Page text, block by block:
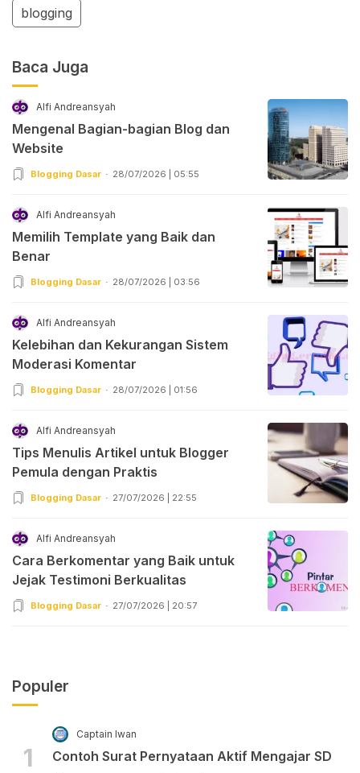
blogging
Baca Juga
Alfi Andreansyah
Mengenal Bagian-bagian Blog dan
Website
Blogging Dasar 28/07/2026 | 05:55
Alfi Andreansyah
Memilih Template yang Baik dan
Benar
Blogging Dasar 28/07/2026 | 03:56
Alfi Andreansyah
Kelebihan dan Kekurangan Sistem
Moderasi Komentar
Blogging Dasar 28/07/2026 | 01:56
Alfi Andreansyah
Tips Menulis Artikel untuk Blogger
Pemula dengan Praktis
Blogging Dasar 27/07/2026 | 22:55
Alfi Andreansyah
Cara Berkomentar yang Baik untuk
Jejak Testimoni Berkualitas
Blogging Dasar 27/07/2026 | 20:57
Populer
1
Captain Iwan
Contoh Surat Pernyataan Aktif Mengajar SD